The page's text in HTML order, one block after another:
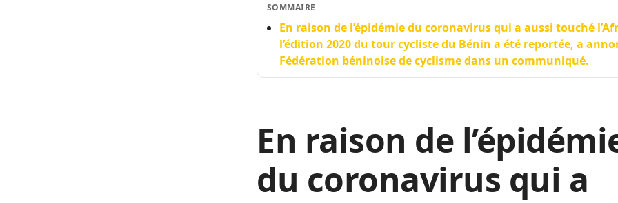
SOMMAIRE
En raison de l’épidémie du coronavirus qui a aussi touché
l’édition 2020 du tour cycliste du Bénin a été reportée, a
Fédération béninoise de cyclisme dans un communiqué.
En raison de
du coronavirus qui a